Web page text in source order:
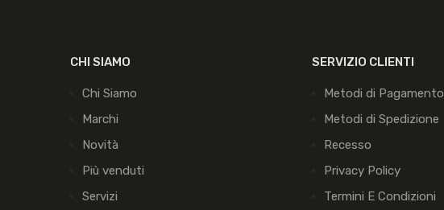
CHI SIAMO
Chi Siamo
Marchi
Novità
Più venduti
Servizi
SERVIZIO CLIENTI
Metodi di Pagamento
Metodi di Spedizione
Recesso
Privacy Policy
Termini E Condizioni